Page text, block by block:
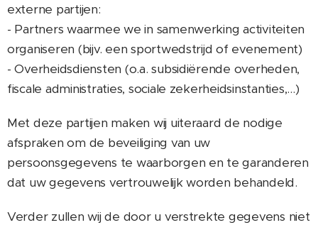
externe partijen:
- Partners waarmee we in samenwerking activiteiten
organiseren (bijv. een sportwedstrijd of evenement)
- Overheidsdiensten (o.a. subsidiërende overheden,
fiscale administraties, sociale zekerheidsinstanties,...)
Met deze partijen maken wij uiteraard de nodige
afspraken om de beveiliging van uw
persoonsgegevens te waarborgen en te garanderen
dat uw gegevens vertrouwelijk worden behandeld.
Verder zullen wij de door u verstrekte gegevens niet